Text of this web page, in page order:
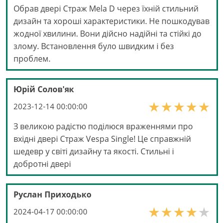
Обрав двері Страж Mela D через їхній стильний
дизайн та хороші характеристики. Не пошкодував
жодної хвилини. Вони дійсно надійні та стійкі до
злому. Встановлення було швидким і без
проблем.
Юрій Солов'як
2023-12-14 00:00:00
З великою радістю поділюся враженнями про
вхідні двері Страж Vespa Single! Це справжній
шедевр у світі дизайну та якості. Стильні і
добротні двері
Руслан Приходько
2024-04-17 00:00:00